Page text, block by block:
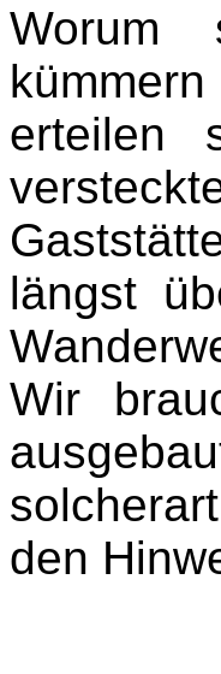
Worum
erteilen
längst
Wir
den